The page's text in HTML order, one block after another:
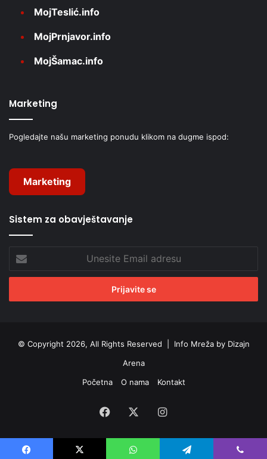
MojTeslić.info
MojPrnjavor.info
MojŠamac.info
Marketing
Pogledajte našu marketing ponudu klikom na dugme ispod:
Marketing
Sistem za obavještavanje
Email
adresu
© Copyright 2026, All Rights Reserved | Info Mreža by Dizajn
Arena
Početna
O nama Kontakt
Facebook Instagram